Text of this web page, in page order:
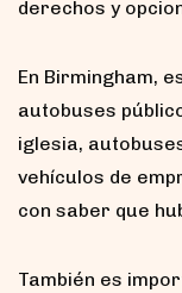
derechos y
En Birmingham,
autobuses
iglesia,
vehículos de
con saber que
También es